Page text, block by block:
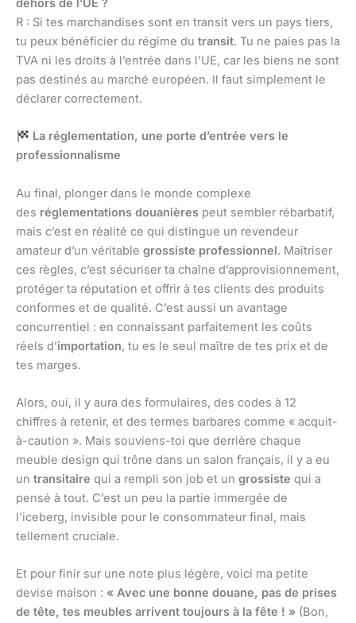
dehors de l’UE ?
R : Si tes marchandises sont en transit vers un pays tiers,
tu peux bénéficier du régime du transit. Tu ne paies pas la
TVA ni les droits à l’entrée dans l’UE, car les biens ne sont
pas destinés au marché européen. Il faut simplement le
déclarer correctement.
La réglementation, une porte d’entrée vers le
professionnalisme
Au final, plonger dans le monde complexe
des réglementations douanières peut sembler rébarbatif,
mais c’est en réalité ce qui distingue un revendeur
amateur d’un véritable grossiste professionnel. Maîtriser
ces règles, c’est sécuriser ta chaîne d’approvisionnement,
protéger ta réputation et offrir à tes clients des produits
conformes et de qualité. C’est aussi un avantage
concurrentiel : en connaissant parfaitement les coûts
réels d’importation, tu es le seul maître de tes prix et de
tes marges.
Alors, oui, il y aura des formulaires, des codes à 12
chiffres à retenir, et des termes barbares comme « acquit-
à-caution ». Mais souviens-toi que derrière chaque
meuble design qui trône dans un salon français, il y a eu
un transitaire qui a rempli son job et un grossiste qui a
pensé à tout. C’est un peu la partie immergée de
l’iceberg, invisible pour le consommateur final, mais
tellement cruciale.
Et pour finir sur une note plus légère, voici ma petite
devise maison : « Avec une bonne douane, pas de prises
de tête, tes meubles arrivent toujours à la fête ! » (Bon,